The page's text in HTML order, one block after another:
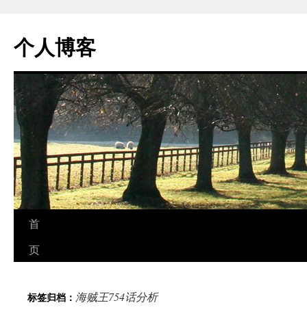
个人博客
跳
至
文
首
页
标签归档： 海贼王754话分析